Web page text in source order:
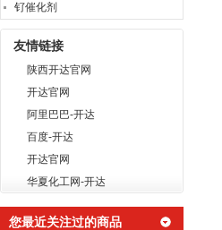
钌催化剂
友情链接
陕西开达官网
开达官网
阿里巴巴-开达
百度-开达
开达官网
华夏化工网-开达
您最近关注过的商品